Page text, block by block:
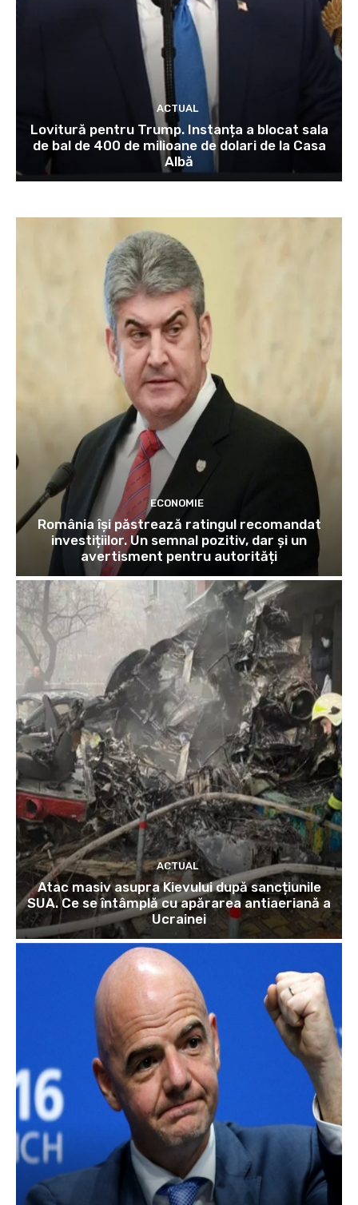
ACTUAL
Lovitură pentru Trump. Instanța a blocat sala
de bal de 400 de milioane de dolari de la Casa
Albă
ECONOMIE
România își păstrează ratingul recomandat
investițiilor. Un semnal pozitiv, dar și un
avertisment pentru autorități
ACTUAL
Atac masiv asupra Kievului după sancțiunile
SUA. Ce se întâmplă cu apărarea antiaeriană a
Ucrainei